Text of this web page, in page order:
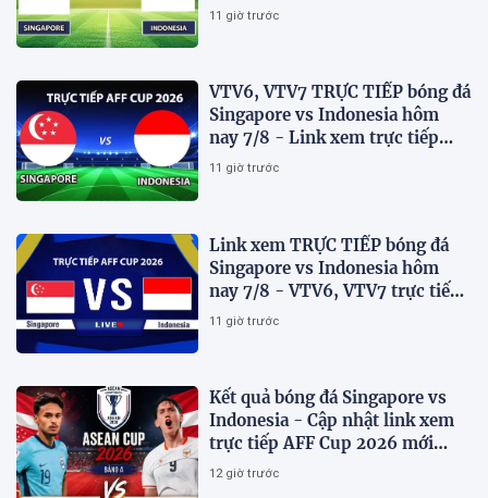
AFF Cup 2026 mới nhất
11 giờ trước
VTV6, VTV7 TRỰC TIẾP bóng đá
Singapore vs Indonesia hôm
nay 7/8 - Link xem trực tiếp
AFF Cup 2026 mới nhất
11 giờ trước
Link xem TRỰC TIẾP bóng đá
Singapore vs Indonesia hôm
nay 7/8 - VTV6, VTV7 trực tiếp
AFF Cup 2026
11 giờ trước
Kết quả bóng đá Singapore vs
Indonesia - Cập nhật link xem
trực tiếp AFF Cup 2026 mới
nhất.
12 giờ trước